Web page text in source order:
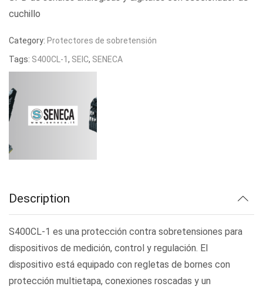
cuchillo
Category: Protectores de sobretensión
Tags: S400CL-1 , SEIC, SENECA
Description
S400CL-1 es una protección contra sobretensiones para
dispositivos de medición, control y regulación. El
dispositivo está equipado con regletas de bornes con
protección multietapa, conexiones roscadas y un